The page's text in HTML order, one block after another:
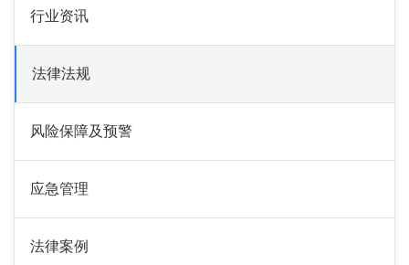
行业资讯
法律法规
风险保障及预警
应急管理
法律案例